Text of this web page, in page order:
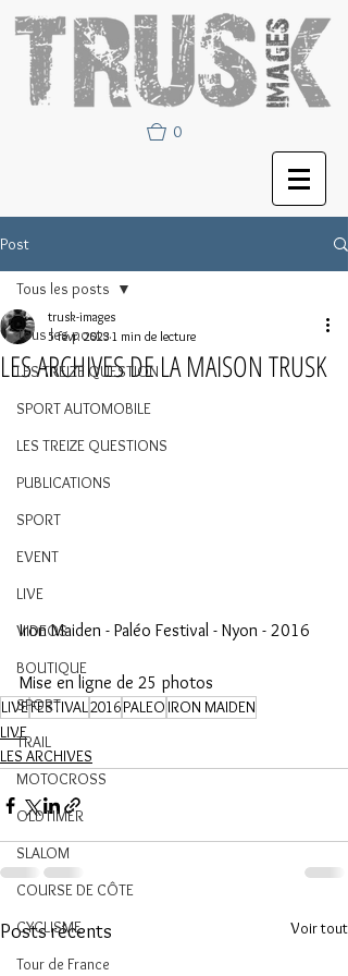
0
Post
Tous les posts
LES TREIZE QUESTION
SPORT AUTOMOBILE
LES TREIZE QUESTIONS
PUBLICATIONS
SPORT
EVENT
LIVE
VIDEOS
BOUTIQUE
SPORT
TRAIL
MOTOCROSS
OLDTIMER
SLALOM
COURSE DE CÔTE
CYCLISME
Tour de France
Tous les posts
LES ARCHIVES DE LA MAISON TRUSK
trusk-images
5 févr. 2023 1 min de lecture
Iron Maiden - Paléo Festival - Nyon - 2016
Mise en ligne de 25 photos
LIVEFESTIVAL2016PALEO IRON MAIDEN
LIVE
LES ARCHIVES
Posts récents Voir tout